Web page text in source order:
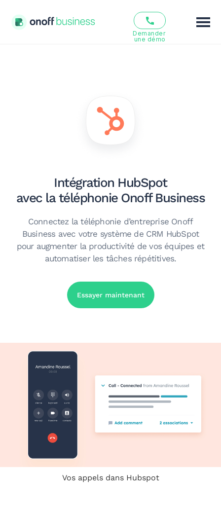
Demander
une démo
Intégration HubSpot
avec la téléphonie Onoff Business
Connectez la téléphonie d’entreprise Onoff
Business avec votre système de CRM HubSpot
pour augmenter la productivité de vos équipes et
automatiser les tâches répétitives.
Essayer maintenant
Vos appels dans Hubspot